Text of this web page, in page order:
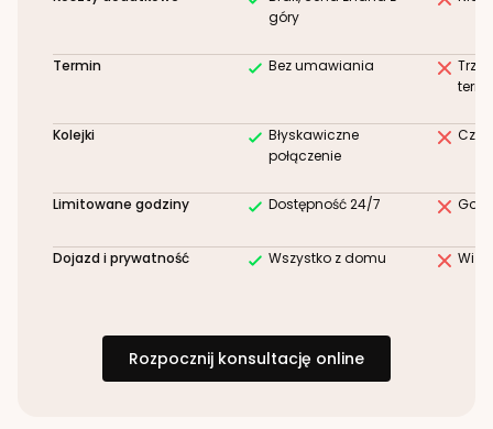
góry
Termin Bez umawiania
Kolejki
Błyskawiczne
połączenie
Limitowane godziny Dostępność 24/7
Dojazd i prywatność Wszystko z domu
Rozpocznij konsultację online